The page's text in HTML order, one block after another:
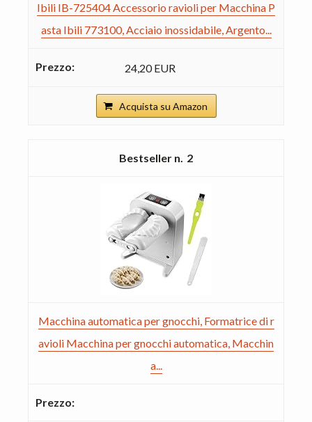
Ibili IB-725404 Accessorio ravioli per Macchina P
asta Ibili 773100, Acciaio inossidabile, Argento...
24,20 EUR
Acquista su Amazon
2
Macchina automatica per gnocchi, Formatrice di r
avioli Macchina per gnocchi automatica, Macchin
a...